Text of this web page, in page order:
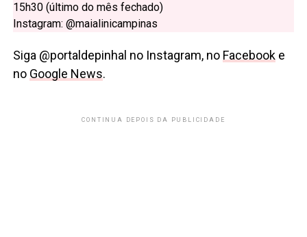
15h30 (último do mês fechado)
Instagram: @maialinicampinas
Siga @portaldepinhal no Instagram, no Facebooke
no Google News.
CONTINUA DEPOIS DA PUBLICIDADE